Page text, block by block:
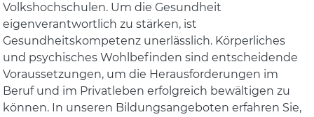
Volkshochschulen. Um die Gesundheit
eigenverantwortlich zu stärken, ist
Gesundheitskompetenz unerlässlich. Körperliches
und psychisches Wohlbefinden sind entscheidende
Voraussetzungen, um die Herausforderungen im
Beruf und im Privatleben erfolgreich bewältigen zu
können. In unseren Bildungsangeboten erfahren Sie,